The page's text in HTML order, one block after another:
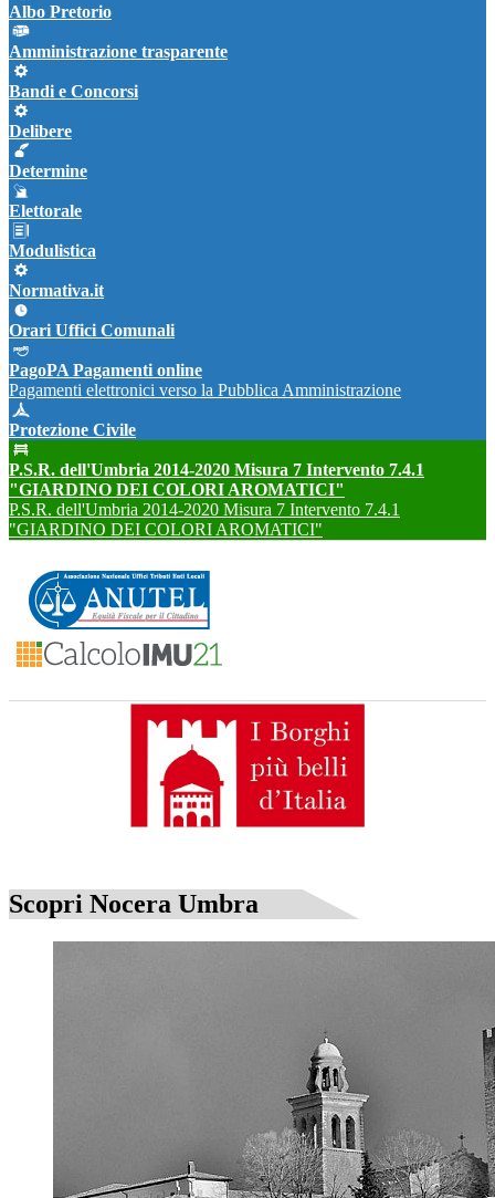
Albo Pretorio
Amministrazione trasparente
Bandi e Concorsi
Delibere
Determine
Elettorale
Modulistica
Normativa.it
Orari Uffici Comunali
PagoPA Pagamenti online
Pagamenti elettronici verso la Pubblica Amministrazione
Protezione Civile
P.S.R. dell'Umbria 2014-2020 Misura 7 Intervento 7.4.1
"GIARDINO DEI COLORI AROMATICI"
P.S.R. dell'Umbria 2014-2020 Misura 7 Intervento 7.4.1
"GIARDINO DEI COLORI AROMATICI"
Scopri Nocera Umbra